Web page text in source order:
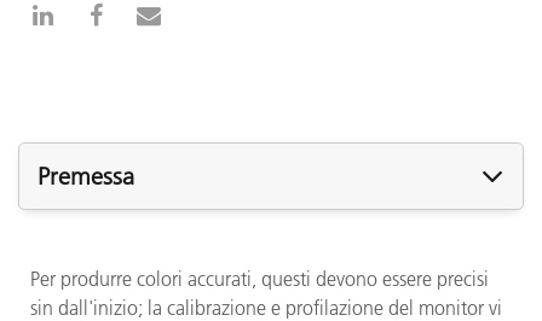
Premessa
Per produrre colori accurati, questi devono essere precisi
sin dall'inizio; la calibrazione e profilazione del monitor vi